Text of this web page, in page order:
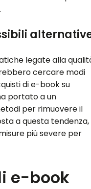
legate alla
cercare modi
di e-book su
portato a un
per rimuovere il
a questa tendenza,
più severe per
e-book